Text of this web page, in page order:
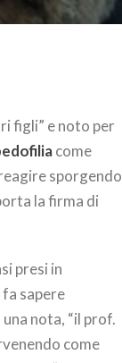
figli” e noto per
come
sporgendo
la firma di
presi in
sapere
una nota, “il prof.
come